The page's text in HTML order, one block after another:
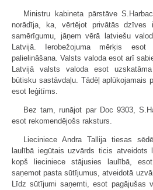
Ministru kabineta pārstāve
norādīja, ka, vērtējot privātās dzīves
samērīgumu, jāņem vērā latviešu
Latvijā. Ierobežojuma mērķis
palielināšana. Valsts valoda esot arī
Latvijā valsts valoda esot
būtisku sastāvdaļu. Tādēļ aplūkojamais
esot leģitīms.
Bez tam, runājot par Doc 9303,
esot rekomendējošs raksturs.
Lieciniece Andra Tallija tiesas
laulībā iegūtais uzvārds ticis atveidots
kopš lieciniece stājusies laulībā,
saņemot pasta sūtījumus, atveidotā
Līdz sūtījumi saņemti, esot pagājušas